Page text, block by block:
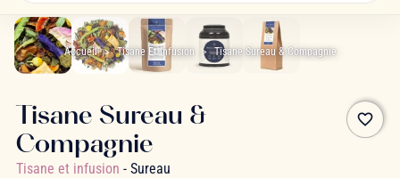
panier
Accueil Tisane Et Infusion Tisane Sureau & Compagnie
favorite_border
Tisane Sureau &
Compagnie
Tisane et infusion - Sureau